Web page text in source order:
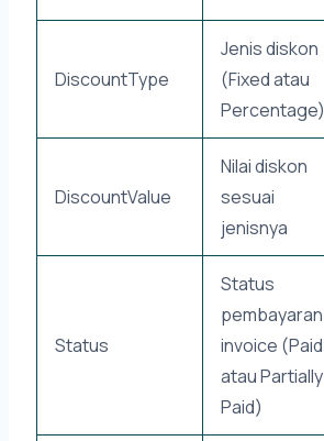
DiscountType
Jenis diskon
(Fixed atau
Percentage)
DiscountValue
Nilai diskon
sesuai
jenisnya
Status
Status
pembayaran
invoice (Paid
atau Partially
Paid)